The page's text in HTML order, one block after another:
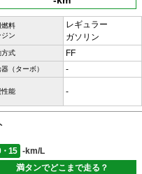
燃料
ン
レギュラー
ガソリン
方式 FF
（ターボ） -
性能 -
15
-km/L
満タンでどこまで走る？